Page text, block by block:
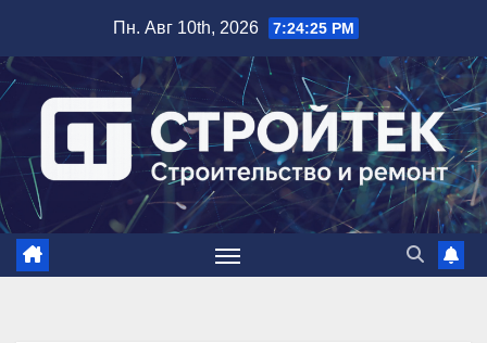
содержимому
Пн. Авг 10th, 2026 7:24:26 PM